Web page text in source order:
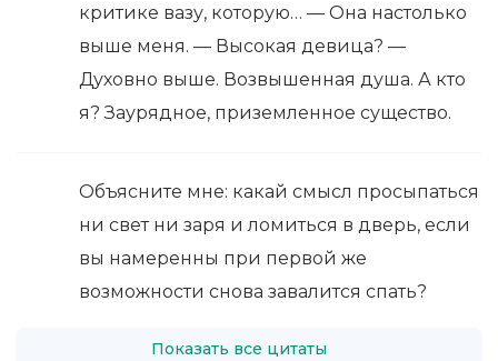
критике вазу, которую… — Она настолько
выше меня. — Высокая девица? —
Духовно выше. Возвышенная душа. А кто
я? Заурядное, приземленное существо.
Объясните мне: какай смысл просыпаться
ни свет ни заря и ломиться в дверь, если
вы намеренны при первой же
возможности снова завалится спать?
Показать все цитаты